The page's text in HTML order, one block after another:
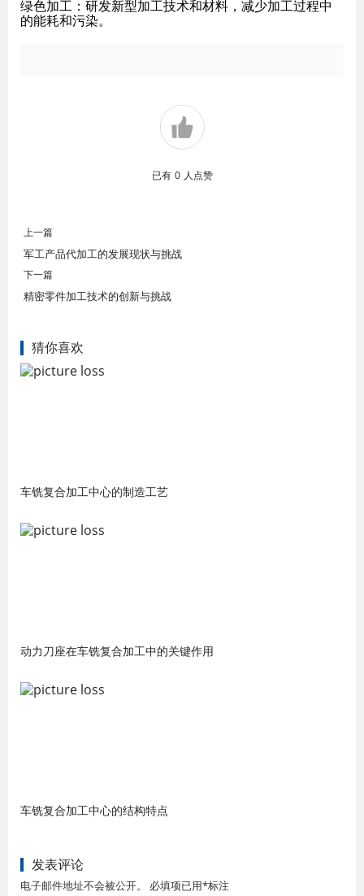
绿色加工 ：研发新型加工技术和材料，减少加工过程中
的能耗和污染。
已有 0 人点赞
上一篇
军工产品代加工的发展现状与挑战
下一篇
精密零件加工技术的创新与挑战
猜你喜欢
车铣复合加工中心的制造工艺
动力刀座在车铣复合加工中的关键作用
车铣复合加工中心的结构特点
发表评论
电子邮件地址不会被公开。 必填项已用*标注